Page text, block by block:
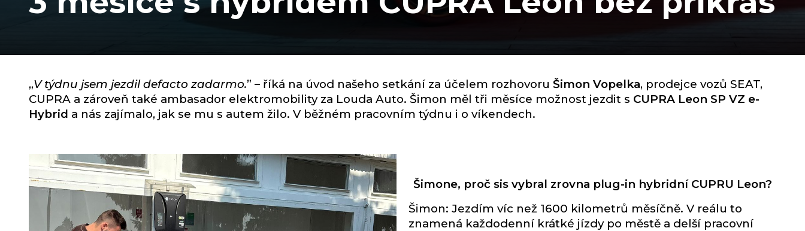
„V týdnu jsem jezdil defacto zadarmo.” – říká na úvod našeho setkání za účelem rozhovoru Šimon Vopelka, prodejce vozů SEAT,
CUPRA a zároveň také ambasador elektromobility za Louda Auto. Šimon měl tři měsíce možnost jezdit s CUPRA Leon SP VZ e-
Hybrid a nás zajímalo, jak se mu s autem žilo. V běžném pracovním týdnu i o víkendech.
Šimone, proč sis vybral zrovna plug-in hybridní CUPRU Leon?
Šimon: Jezdím víc než 1600 kilometrů měsíčně. V reálu to
znamená každodenní krátké jízdy po městě a delší pracovní